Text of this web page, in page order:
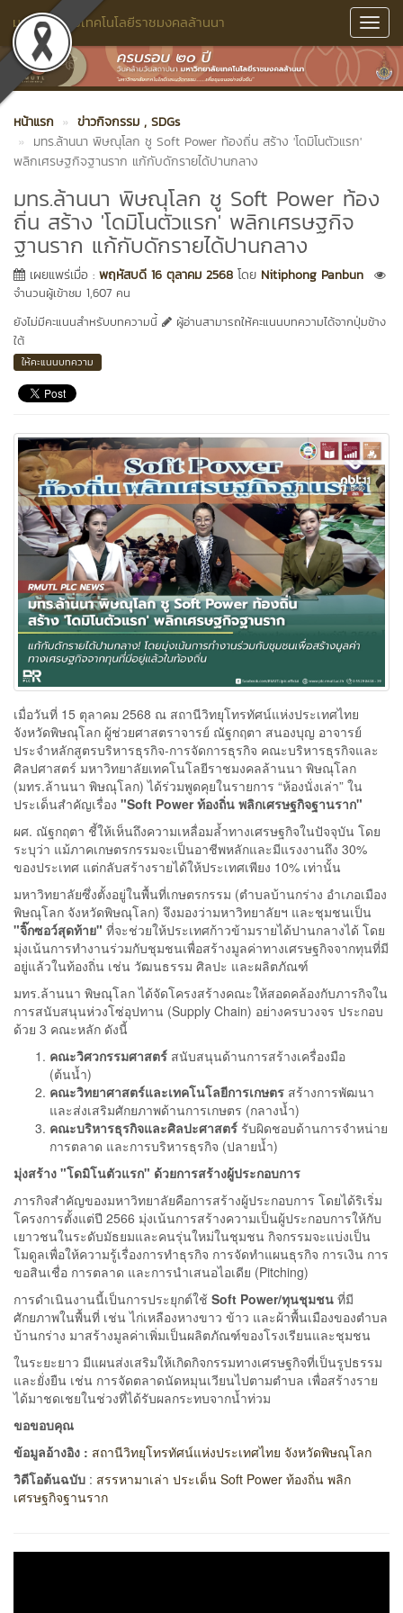
มหาวิทยาลัยเทคโนโลยีราชมงคลล้านนา
หน้าแรก ข่าวกิจกรรม , SDGs
มทร.ล้านนา พิษณุโลก ชู Soft Power ท้องถิ่น สร้าง 'โดมิโนตัวแรก'
พลิกเศรษฐกิจฐานราก แก้กับดักรายได้ปานกลาง
มทร.ล้านนา พิษณุโลก ชู Soft Power ท้อง
ถิ่น สร้าง 'โดมิโนตัวแรก' พลิกเศรษฐกิจ
ฐานราก แก้กับดักรายได้ปานกลาง
เผยแพร่เมื่อ : พฤหัสบดี 16 ตุลาคม 2568 โดย Nitiphong Panbun
จำนวนผู้เข้าชม 1,607 คน
ยังไม่มีคะแนนสำหรับบทความนี้
ผู้อ่านสามารถให้คะแนนบทความได้จากปุ่มข้าง
ใต้
ให้คะแนนบทความ
เมื่อวันที่ 15 ตุลาคม 2568 ณ สถานีวิทยุโทรทัศน์แห่งประเทศไทย
จังหวัดพิษณุโลก ผู้ช่วยศาสตราจารย์ ณัฐกฤตา สนองบุญ อาจารย์
ประจำหลักสูตรบริหารธุรกิจ-การจัดการธุรกิจ คณะบริหารธุรกิจและ
ศิลปศาสตร์ มหาวิทยาลัยเทคโนโลยีราชมงคลล้านนา พิษณุโลก
(มทร.ล้านนา พิษณุโลก) ได้ร่วมพูดคุยในรายการ “ห้องนั่งเล่า” ใน
ประเด็นสำคัญเรื่อง "Soft Powerท้องถิ่น พลิกเศรษฐกิจฐานราก"
ผศ. ณัฐกฤตา ชี้ให้เห็นถึงความเหลื่อมล้ำทางเศรษฐกิจในปัจจุบัน โดย
ระบุว่า แม้ภาคเกษตรกรรมจะเป็นอาชีพหลักและมีแรงงานถึง 30%
ของประเทศ แต่กลับสร้างรายได้ให้ประเทศเพียง 10% เท่านั้น
มหาวิทยาลัยซึ่งตั้งอยู่ในพื้นที่เกษตรกรรม (ตำบลบ้านกร่าง อำเภอเมือง
พิษณุโลก จังหวัดพิษณุโลก) จึงมองว่ามหาวิทยาลัยฯ และชุมชนเป็น
"จิ๊กซอว์สุดท้าย" ที่จะช่วยให้ประเทศก้าวข้ามรายได้ปานกลางได้ โดย
มุ่งเน้นการทำงานร่วมกับชุมชนเพื่อสร้างมูลค่าทางเศรษฐกิจจากทุนที่มี
อยู่แล้วในท้องถิ่น เช่น วัฒนธรรม ศิลปะ และผลิตภัณฑ์
มทร.ล้านนา พิษณุโลก ได้จัดโครงสร้างคณะให้สอดคล้องกับภารกิจใน
การสนับสนุนห่วงโซ่อุปทาน (Supply Chain) อย่างครบวงจร ประกอบ
ด้วย 3 คณะหลัก ดังนี้
คณะวิศวกรรมศาสตร์ สนับสนุนด้านการสร้างเครื่องมือ
(ต้นน้ำ)
คณะวิทยาศาสตร์และเทคโนโลยีการเกษตร สร้างการพัฒนา
และส่งเสริมศักยภาพด้านการเกษตร (กลางน้ำ)
คณะบริหารธุรกิจและศิลปะศาสตร์ รับผิดชอบด้านการจำหน่าย
การตลาด และการบริหารธุรกิจ (ปลายน้ำ)
มุ่งสร้าง "โดมิโนตัวแรก" ด้วยการสร้างผู้ประกอบการ
ภารกิจสำคัญของมหาวิทยาลัยคือการสร้างผู้ประกอบการ โดยได้ริเริ่ม
โครงการตั้งแต่ปี 2566 มุ่งเน้นการสร้างความเป็นผู้ประกอบการให้กับ
เยาวชนในระดับมัธยมและคนรุ่นใหม่ในชุมชน กิจกรรมจะแบ่งเป็น
โมดูลเพื่อให้ความรู้เรื่องการทำธุรกิจ การจัดทำแผนธุรกิจ การเงิน การ
ขอสินเชื่อ การตลาด และการนำเสนอไอเดีย (Pitching)
การดำเนินงานนี้เป็นการประยุกต์ใช้ Soft Power/ทุนชุมชน ที่มี
ศักยภาพในพื้นที่ เช่น ไก่เหลืองหางขาว ข้าว และผ้าพื้นเมืองของตำบล
บ้านกร่าง มาสร้างมูลค่าเพิ่มเป็นผลิตภัณฑ์ของโรงเรียนและชุมชน
ในระยะยาว มีแผนส่งเสริมให้เกิดกิจกรรมทางเศรษฐกิจที่เป็นรูปธรรม
และยั่งยืน เช่น การจัดตลาดนัดหมุนเวียนไปตามตำบล เพื่อสร้างราย
ได้มาชดเชยในช่วงที่ได้รับผลกระทบจากน้ำท่วม
ขอขอบคุณ
ข้อมูลอ้างอิง : สถานีวิทยุโทรทัศน์แห่งประเทศไทย จังหวัดพิษณุโลก
วิดีโอต้นฉบับ : สรรหามาเล่า ประเด็น Soft Power ท้องถิ่น พลิก
เศรษฐกิจฐานราก